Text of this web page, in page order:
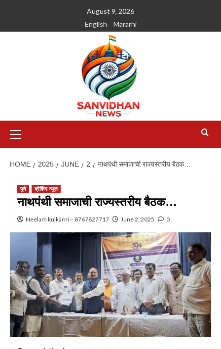
August 9, 2026
English
Mararhi
HOME 2025 JUNE 2 नाथपंथी समाजाची राज्यस्तरीय बैठक…
पुणे ब्रेकिंग न्यूज़
नाथपंथी समाजाची राज्यस्तरीय बैठक…
Neelam kulkarni – 8767827717 June 2, 2025 0